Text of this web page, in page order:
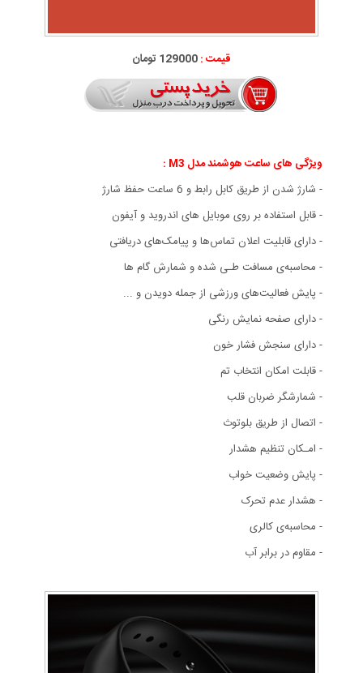
قیمت :129000 تومان
ویژگی های ساعت هوشمند مدل M3 :
- شارژ شدن از طریق کابل رابط و 6 ساعت حفظ شارژ
- قابل استفاده بر روی موبایل های اندروید و آیفون
- دارای قابلیت اعلان تماس‌ها و پیامک‌های دریافتی
- محاسبه‌ی مسافت طـی شده و شمارش گام ها
- پایش فعالیت‌های ورزشی از جمله دویدن و ...
- دارای صفحه نمایش رنگی
- دارای سنجش فشار خون
- قابلت امکان انتخاب تم
- شمارشگر ضربان قلب
- اتصال از طریق بلوتوث
- امـکان تنظیم هشدار
- پایش وضعیت خواب
- هشدار عدم تحرک
- محاسبه‌ی کالری
- مقاوم در برابر آب